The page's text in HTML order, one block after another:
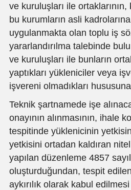
ve kuruluşları ile
bu kurumların asli
uygulanmakta olan toplu iş
yararlandırılma talebinde
ve kuruluşları ile bunların
yaptıkları yükleniciler veya
işvereni olmadıkları
Teknik şartnamede işe
onayının alınmasının, ihale
tespitinde yüklenicinin
yetkisini ortadan kaldıran
yapılan düzenleme 4857
oluşturduğundan, tespit
aykırılık olarak kabul